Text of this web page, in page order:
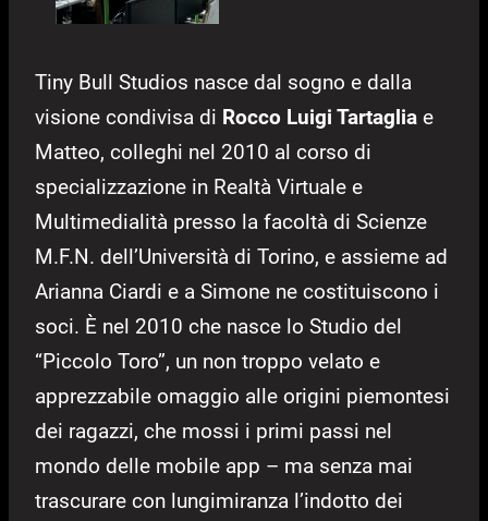
Tiny Bull Studios nasce dal sogno e dalla
visione condivisa di Rocco Luigi Tartaglia e
Matteo, colleghi nel 2010 al corso di
specializzazione in Realtà Virtuale e
Multimedialità presso la facoltà di Scienze
M.F.N. dell’Università di Torino, e assieme ad
Arianna Ciardi e a Simone ne costituiscono i
soci. È nel 2010 che nasce lo Studio del
“Piccolo Toro”, un non troppo velato e
apprezzabile omaggio alle origini piemontesi
dei ragazzi, che mossi i primi passi nel
mondo delle mobile app – ma senza mai
trascurare con lungimiranza l’indotto dei